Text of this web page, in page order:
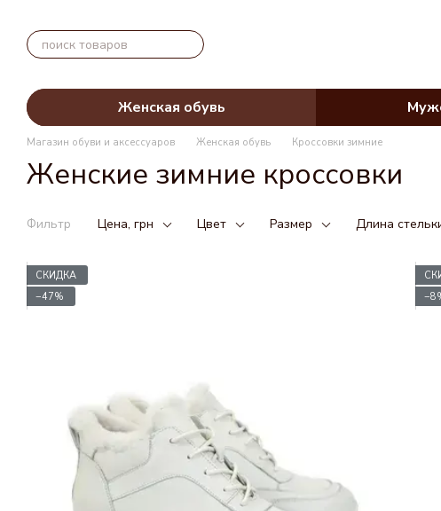
Женская обувь
Магазин обуви и аксессуаров Женская обувь Кроссовки зимние
Женские зимние кроссовки
Фильтр Цена, грн Цвет Размер Длина
СКИДКА
−47%